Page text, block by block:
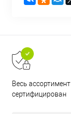
Весь ассортимент
сертифицирован